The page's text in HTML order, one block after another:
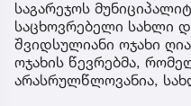
საგარეჯოს
საცხოვრებელი სახლი
შვიდსულიანი ოჯახი
ოჯახის წევრებმა,
არასრულწლოვანია,